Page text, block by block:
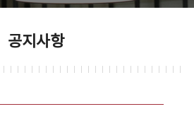
공지사항